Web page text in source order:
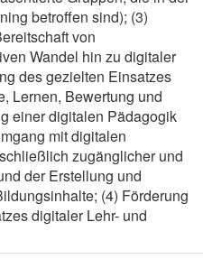
betroffen sind); (3)
von
Wandel hin zu digitaler
des gezielten Einsatzes
Lernen, Bewertung und
einer digitalen Pädagogik
mit digitalen
zugänglicher und
der Erstellung und
(4) Förderung
digitaler Lehr- und